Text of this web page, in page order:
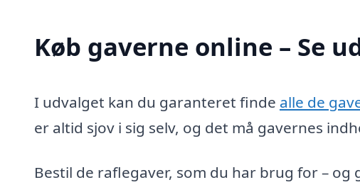
Køb gaverne online – Se
I udvalget kan du garanteret finde alle de
er altid sjov i sig selv, og det må gavernes
Bestil de raflegaver, som du har brug for –